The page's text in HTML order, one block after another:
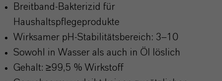
Breitband-Bakterizid für
Haushaltspflegeprodukte
Wirksamer pH-Stabilitätsbereich: 3–10
Sowohl in Wasser als auch in Öl löslich
Gehalt: ≥99,5 % Wirkstoff